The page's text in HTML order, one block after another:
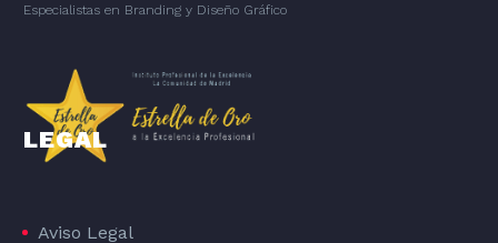
Especialistas en Branding y Diseño Gráfico
LEGAL
Aviso Legal